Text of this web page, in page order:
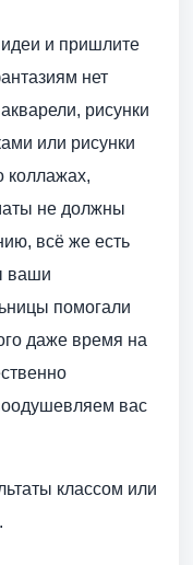
и пришлите
нет
рисунки
или рисунки
коллажах,
не должны
всё же есть
ваши
помогали
даже время на
вас
классом или